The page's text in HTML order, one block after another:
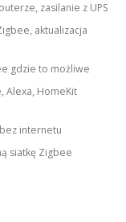
zasilanie z UPS
aktualizacja
gdzie to możliwe
Alexa, HomeKit
internetu
siatkę Zigbee